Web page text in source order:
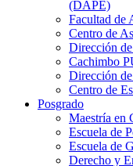
(DAPE)
Facultad de
Centro de
Dirección
Cachimbo
Dirección
Centro de
Posgrado
Maestría en
Escuela de
Escuela de
Derecho y